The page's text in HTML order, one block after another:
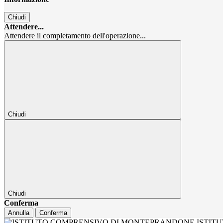
Chiudi
Attendere...
Attendere il completamento dell'operazione...
Chiudi
Chiudi
Conferma
Annulla Conferma